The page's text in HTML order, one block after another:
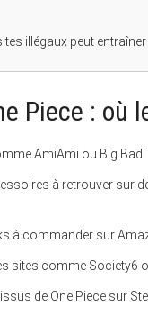
illégaux peut
Piece : où
AmiAmi ou Big Bad
à retrouver sur
à commander sur
sites comme Society6
de One Piece sur